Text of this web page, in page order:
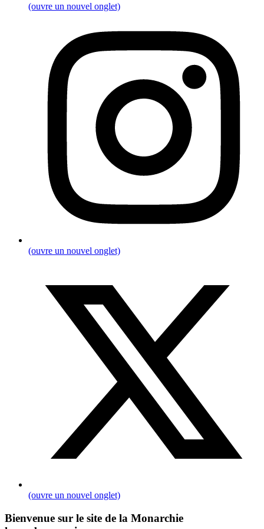
(ouvre un nouvel onglet)
(ouvre un nouvel onglet)
(ouvre un nouvel onglet)
Bienvenue sur le site de la Monarchie